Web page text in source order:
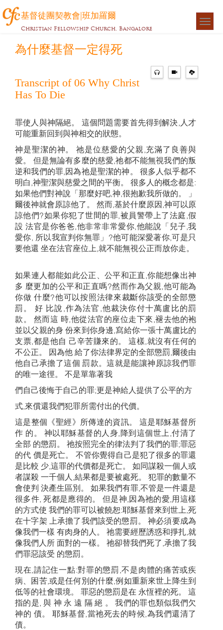
基督徒團契教會|班加羅爾
Christian Fellowship Church, Bangalore
為什麼基督一定得死
Transcript of 06 Why Christ
Has To Die
罪使人與神隔絕。 這個問題需要首先得到解決,人才
可能重新回到與神相交的狀態。
神是聖潔的神。 祂是位慈愛的父親,充滿了良善與
愛。 但是無論有多麼的慈愛,祂都不能無視我們的叛
逆和我們的罪,因為祂是聖潔的神。 很多人似乎都不
明白,神聖潔與慈愛之間的平衡。 很多人的概念都是:
如果他們對神說「那麼好吧,神,很抱歉我所做的。 」
爾後神就會原諒他了。 然而,基於什麼原因,神可以原
諒他們?如果你犯了世間的罪,被員警帶上了法庭,假
設 法官是你爸爸,他非常非常愛你,他能說「兒子,我
愛你, 所以我宣判你無罪」?他可能深愛著你,可是只
要他還 坐在法官座位上,就不能無視公正而放你走。
如果連人都能如此公正、公平和正直,你能想像出神
多 麼更加的公平和正直嗎?然而作為父親,他可能為
你做 什麼?他可以按照法律來裁斷你該受的全部懲
罰。 好 比說,作為法官,他裁決你付十萬盧比的罰
款。 然而這 時,他從法官的座位走下來,褪去他的袍
並以父親的身 份來到你身邊,寫給你一張十萬盧比的
支票,都是他自 己辛苦賺來的。 這樣,就沒有任何的
不公正。 因為他 給了你法律界定的全部懲罰,爾後由
他自己承擔了這個 罰款。這就是能讓神原諒我們罪
的唯一途徑。 不是單靠著我
們自己後悔于自己的罪;更是神給人提供了公平的方
式,來償還我們犯罪所需付出的代價。
這是整個《聖經》所傳達的資訊。 這是耶穌基督所
作 的。 神以耶穌基督的人身,降到這個世上,付清了
全部 的懲罰。 祂按照完全的律法判了我們的罪;罪惡
的代 價是死亡。 不管你覺得自己是犯了很多的罪還
是比較 少,這罪的代價都是死亡。 如同謀殺一個人或
者謀殺 一千個人,結果都是要被處死。 犯罪的數量不
會使判 決產生區別。 如果我們有罪,不管是一件還是
很多件, 死都是應得的。 但是神,因為祂的愛,用這樣
的方式使 我們的罪可以被饒恕:耶穌基督來到世上,死
在十字架 上承擔了我們該受的懲罰。 神必須要成為
像我們一樣 有肉身的人。 祂需要經歷誘惑和掙扎,就
像我們人所 面對的一樣。 祂卻替我們死了,承擔了我
們罪惡該受 的懲罰。
現在,請記住一點:對罪的懲罰,不是肉體的痛苦或疾
病、困苦,或是任何別的什麼,例如重新來世上降生到
低等的社會環境。 罪惡的懲罰是在 永恆裡的死。 這
指的是, 與 神 永 遠 隔 絕 。 我們的罪也類似我們欠
神的 債。 耶穌基督,當祂死去的時候,為我們還清了
債。